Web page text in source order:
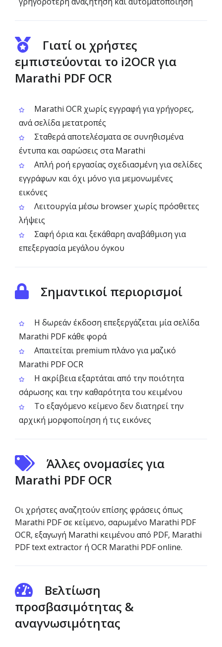
Γιατί οι χρήστες
εμπιστεύονται το i2OCR για
Marathi PDF OCR
Marathi OCR χωρίς εγγραφή για γρήγορες,
ανά σελίδα μετατροπές
Σταθερά αποτελέσματα σε συνηθισμένα
έντυπα και σαρώσεις στα Marathi
Απλή ροή εργασίας σχεδιασμένη για σελίδες
εγγράφων και όχι μόνο για μεμονωμένες
εικόνες
Λειτουργία μέσω browser χωρίς πρόσθετες
λήψεις
Σαφή όρια και ξεκάθαρη αναβάθμιση για
επεξεργασία μεγάλου όγκου
Σημαντικοί περιορισμοί
Η δωρεάν έκδοση επεξεργάζεται μία σελίδα
Marathi PDF κάθε φορά
Απαιτείται premium πλάνο για μαζικό
Marathi PDF OCR
Η ακρίβεια εξαρτάται από την ποιότητα
σάρωσης και την καθαρότητα του κειμένου
Το εξαγόμενο κείμενο δεν διατηρεί την
αρχική μορφοποίηση ή τις εικόνες
Άλλες ονομασίες για
Marathi PDF OCR
Οι χρήστες αναζητούν επίσης φράσεις όπως
Marathi PDF σε κείμενο, σαρωμένο Marathi PDF
OCR, εξαγωγή Marathi κειμένου από PDF, Marathi
PDF text extractor ή OCR Marathi PDF online.
Βελτίωση
προσβασιμότητας &
αναγνωσιμότητας